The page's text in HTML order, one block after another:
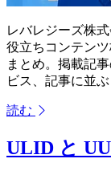
レバレジーズ株
役立ちコンテン
まとめ。掲載記
ビス、記事に並
読む
ULID と